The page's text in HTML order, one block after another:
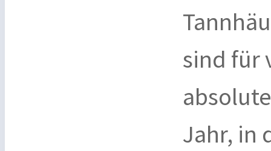
sind für
Jahr, in